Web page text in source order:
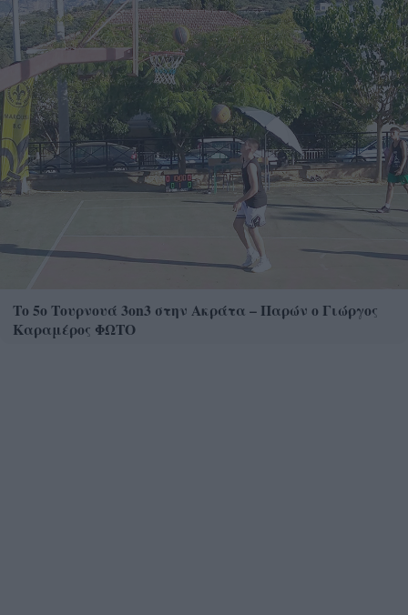
Το 5ο Τουρνουά 3on3 στην Ακράτα – Παρών ο Γιώργος
Καραμέρος ΦΩΤΟ